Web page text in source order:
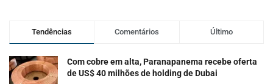
Tendências Comentários Último
Com cobre em alta, Paranapanema recebe oferta
de US$ 40 milhões de holding de Dubai